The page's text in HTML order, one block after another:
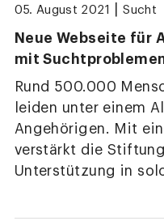
05. August 2021 Sucht
Neue Webseite für
mit
Rund 500.000
leiden unter einem
Angehörigen. Mit
verstärkt die
Unterstützung in